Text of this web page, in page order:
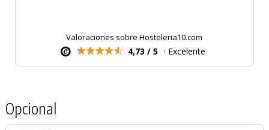
Valoraciones sobre Hosteleria10.com
4,73 / 5 · Excelente
Opcional